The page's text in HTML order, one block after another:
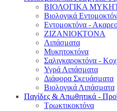
ΒΙΟΛΟΓΙΚΑ
Βιολογικά
Εντομοκτόνα -
ΖΙΖΑΝΙΟΚΤΟΝΑ
Λιπάσματα
Μυκητοκτόνα
Σαλιγκαροκτόνα -
Υγρά Λιπάσματα
Διάφορα Σκευάσματα
Βιολογικά Λιπάσματα
Παγίδες & Απωθητικά -
Τρωκτικοκτόνα